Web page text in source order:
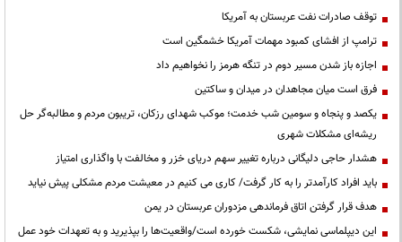
توقف صادرات نفت عربستان به آمریکا
ترامپ از افشای کمبود مهمات آمریکا خشمگین است
اجازه باز شدن مسیر دوم در تنگه هرمز را نخواهیم داد
فرق است میان مجاهدان در میدان و ساکتین
یکصد و پنجاه و سومین شب خدمت؛ موکب شهدای رزکان، تریبون مردم و مطالبه‌گر حل
ریشه‌ای مشکلات شهری
هشدار حاجی دلیگانی درباره تغییر سهم دریای خزر و مخالفت با واگذاری امتیاز
باید افراد کارآمدتر را به کار گرفت/ کاری می کنیم در معیشت مردم مشکلی پیش نیاید
هدف قرار گرفتن اتاق‌ فرماندهی مزدوران عربستان در یمن
این دیپلماسی نمایشی، شکست خورده است/واقعیت‌ها را بپذیرید و به تعهدات خود عمل